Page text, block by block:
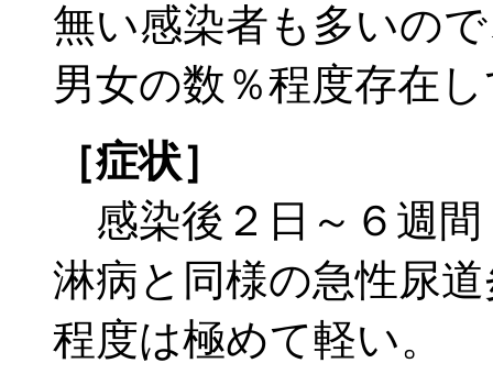
無い感染者も多いの
男女の数％程度存在
［症状］
感染後２日～６週間
淋病と同様の急性尿
程度は極めて軽い。